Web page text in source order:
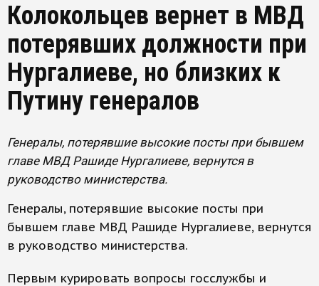
Колокольцев вернет в МВД
потерявших должности при
Нургалиеве, но близких к
Путину генералов
Генералы, потерявшие высокие посты при бывшем
главе МВД Рашиде Нургалиеве, вернутся в
руководство министерства.
Генералы, потерявшие высокие посты при
бывшем главе МВД Рашиде Нургалиеве, вернутся
в руководство министерства.
Первым курировать вопросы госслужбы и